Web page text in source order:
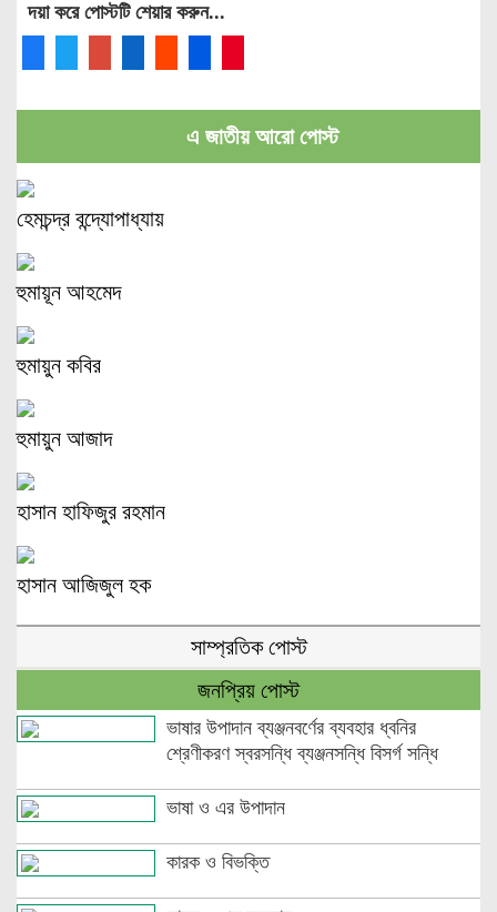
দয়া করে পোস্টটি শেয়ার করুন...
এ জাতীয় আরো পোস্ট
হেমচন্দ্র বন্দ্যোপাধ্যায়
হুমায়ূন আহমেদ
হুমায়ুন কবির
হুমায়ুন আজাদ
হাসান হাফিজুর রহমান
হাসান আজিজুল হক
সাম্প্রতিক পোস্ট
জনপ্রিয় পোস্ট
ভাষার উপাদান ব্যঞ্জনবর্ণের ব্যবহার ধ্বনির
শ্রেণীকরণ স্বরসন্ধি ব্যঞ্জনসন্ধি বিসর্গ সন্ধি
ভাষা ও এর উপাদান
কারক ও বিভক্তি